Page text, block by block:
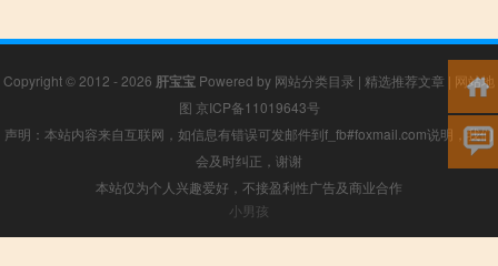
Copyright © 2012 - 2026 肝宝宝 Powered by 网站分类目录 | 精选推荐文章 | 网站地
图 京ICP备11019643号
声明：本站内容来自互联网，如信息有错误可发邮件到f_fb#foxmail.com说明，我们
会及时纠正，谢谢
本站仅为个人兴趣爱好，不接盈利性广告及商业合作
小男孩